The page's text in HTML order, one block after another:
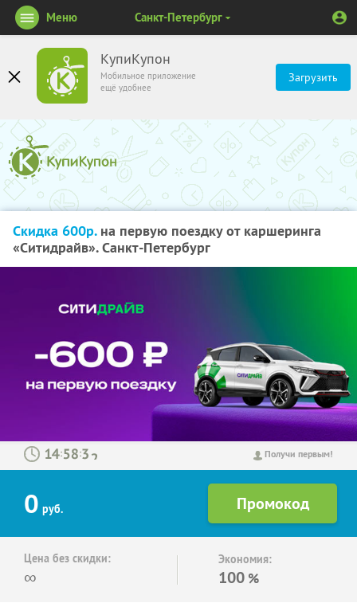
КупиКупон
Мобильное приложение
ещё удобнее
Загрузить
Меню Санкт-Петербург
Скидка 600р.на первую поездку от каршеринга
«Ситидрайв». Санкт-Петербург
Получи первым!
: :
0 руб.
Цена без скидки:
∞
Экономия:
100 %